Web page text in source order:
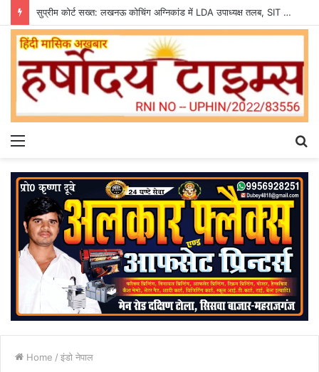
सुप्रीम कोर्ट सख्त: लखनऊ कोचिंग अग्निकांड में LDA उपाध्यक्ष तलब, SIT से मांगी सीलबंद रिपोर्ट
Menu
Home / इंडो नेपाल